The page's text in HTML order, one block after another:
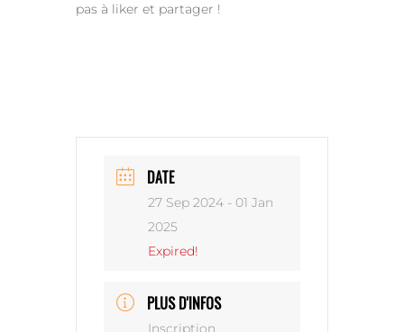
pas à liker et partager !
DATE
27 Sep 2024 - 01 Jan
2025
Expired!
PLUS D'INFOS
Inscription